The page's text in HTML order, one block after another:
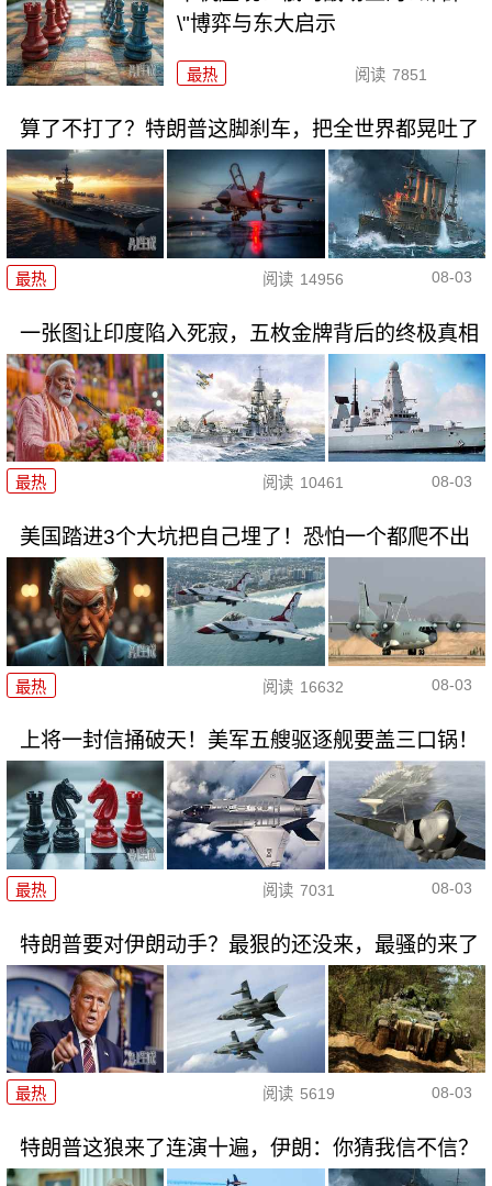
\"博弈与东大启示
最热 阅读 7851
算了不打了？特朗普这脚刹车，把全世界都晃吐了
最热 阅读 14956 08-03
一张图让印度陷入死寂，五枚金牌背后的终极真相
最热 阅读 10461 08-03
美国踏进3个大坑把自己埋了！恐怕一个都爬不出
最热 阅读 16632 08-03
上将一封信捅破天！美军五艘驱逐舰要盖三口锅！
最热 阅读 7031 08-03
特朗普要对伊朗动手？最狠的还没来，最骚的来了
最热 阅读 5619 08-03
特朗普这狼来了连演十遍，伊朗：你猜我信不信？